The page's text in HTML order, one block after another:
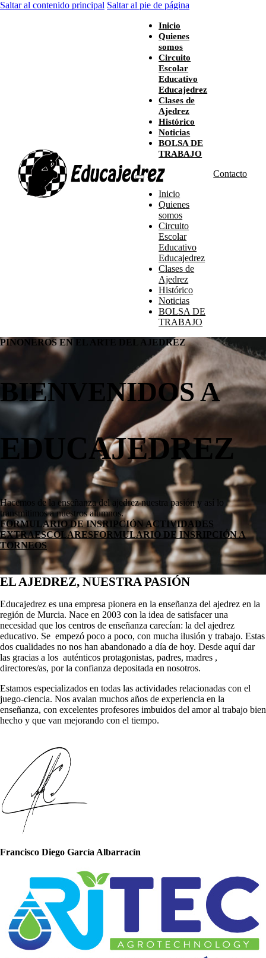
Saltar al contenido principal Saltar al pie de página
Inicio
Quienes
somos
Circuito
Escolar
Educativo
Educajedrez
Clases de
Ajedrez
Histórico
Noticias
BOLSA DE
TRABAJO
Inicio
Quienes
somos
Circuito
Escolar
Educativo
Educajedrez
Clases de
Ajedrez
Histórico
Noticias
BOLSA DE
TRABAJO
Contacto
PINONEROS EN EL ARTE DEL AJEDREZ
BIENVENIDOS A
EDUCAJEDREZ
Hacemos de la enseñanza del ajedrez nuestra pasión y así lo
transmitimos a nuestros alumnos.
FORMULARIO DE INSRIPCIÓN ACTIVIDADES
EXTRAESCOLARESFORMULARIO DE INSRIPCIÓN A
TORNEOS
EL AJEDREZ, NUESTRA PASIÓN
Educajedrez es una empresa pionera en la enseñanza del ajedrez en la
región de Murcia. Nace en 2003 con la idea de satisfacer una
necesidad que los centros de enseñanza carecían: la del ajedrez
educativo. Se empezó poco a poco, con mucha ilusión y trabajo. Estas
dos cualidades no nos han abandonado a día de hoy. Desde aquí dar
las gracias a los auténticos protagonistas, padres, madres ,
directores/as, por la confianza depositada en nosotros.
Estamos especializados en todas las actividades relacionadas con el
juego-ciencia. Nos avalan muchos años de experiencia en la
enseñanza, con excelentes profesores imbuidos del amor al trabajo bien
hecho y que van mejorando con el tiempo.
Francisco Diego García Albarracín